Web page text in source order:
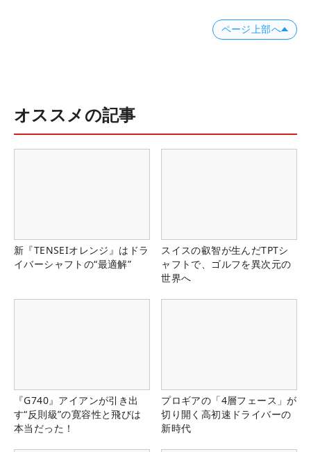
ページ上部へ
オススメの記事
新『TENSEIオレンジ』はドラ
イバーシャフトの“最適解”
スイスの叡智が生んだTPTシ
ャフトで、ゴルフを異次元の
世界へ
『G740』アイアンが引き出
す“反則級”の寛容性と飛びは
本当だった！
プロギアの「4層フェース」が
切り開く高初速ドライバーの
新時代